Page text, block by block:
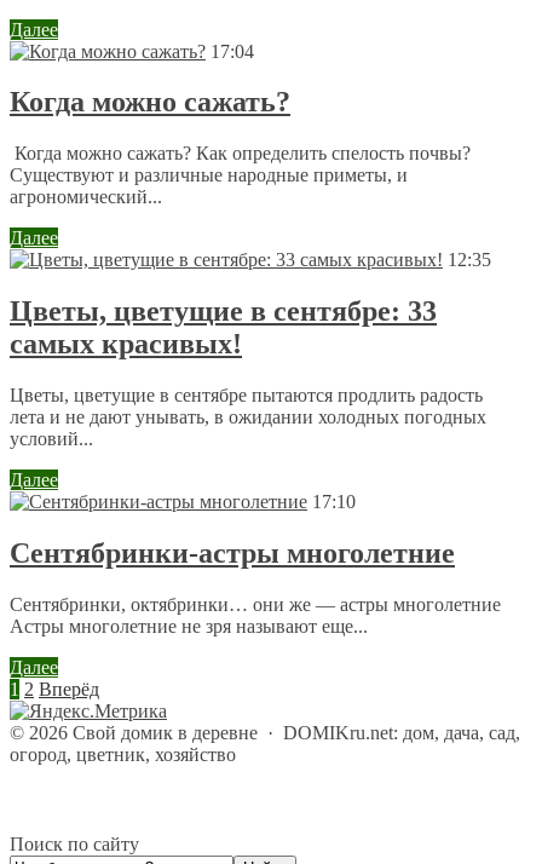
Далее
17:04
Когда можно сажать?
Когда можно сажать? Как определить спелость почвы?
Существуют и различные народные приметы, и
агрономический...
Далее
12:35
Цветы, цветущие в сентябре: 33
самых красивых!
Цветы, цветущие в сентябре пытаются продлить радость
лета и не дают унывать, в ожидании холодных погодных
условий...
Далее
17:10
Сентябринки-астры многолетние
Сентябринки, октябринки… они же — астры многолетние
Астры многолетние не зря называют еще...
Далее
1 2 Вперёд
© 2026 Свой домик в деревне · DOMIKru.net: дом, дача, сад,
огород, цветник, хозяйство
Поиск по сайту